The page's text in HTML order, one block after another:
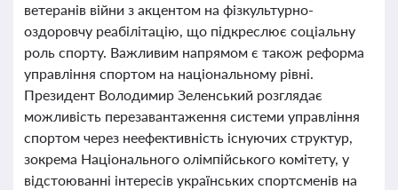
ветеранів війни з акцентом на фізкультурно-
оздоровчу реабілітацію, що підкреслює соціальну
роль спорту. Важливим напрямом є також реформа
управління спортом на національному рівні.
Президент Володимир Зеленський розглядає
можливість перезавантаження системи управління
спортом через неефективність існуючих структур,
зокрема Національного олімпійського комітету, у
відстоюванні інтересів українських спортсменів на